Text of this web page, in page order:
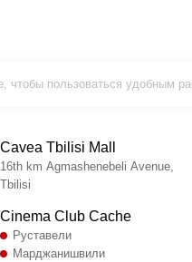
чтобы пользоваться удобным
Cavea Tbilisi Mall
16th km Agmashenebeli Avenue,
Tbilisi
Cinema Club Cache
Руставели
Марджанишвили